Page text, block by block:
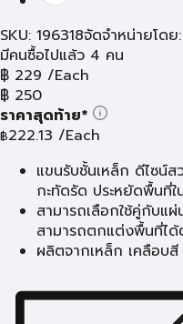
SKU: 196318จัดจำหน่ายโดย:
มีคนซื้อไปแล้ว 4 คน
฿ 229 /Each
฿ 250
ราคาสุดท้าย*
฿222.13 /Each
แขนรับชั้นเหล็ก ดีไซน์
กะทัดรัด ประหยัดพื้นที่
สามารถเลือกใช้คู่กับแ
สามารถตกแต่งพื้นที่ไ
ผลิตจากเหล็ก เคลือบ